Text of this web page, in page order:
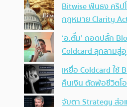
Bitwise ฟันธง คริป
กฎหมาย Clarity
‘อ.ตั๊ม’ ถอดปลั้ก
Coldcard ลุกลามสู่
เหยื่อ Coldcard ใช้
คืนเงิน ตัดพ้อชีวิต
จับตา Strategy ส่อ